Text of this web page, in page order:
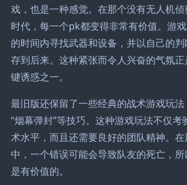
戏，也是一种感觉。在那个没有无人机
时代，每一个pk都变得非常有价值。游
的时间内寻找武器和设备，并以自己的
存到后来。这种紧张而令人兴奋的气氛
键诱惑之一。
最旧版还保留了一些经典的战术游戏玩法
“烟幕弹封”等技巧。这种游戏玩法不仅
术水平，而且还需要良好的团队精神。
中，一个错误可能会导致队友的死亡，
是有价值的。